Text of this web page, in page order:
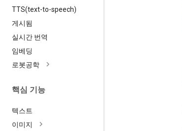
TTS(text-to-speech)
게시됨
실시간 번역
임베딩
로봇공학
핵심 기능
텍스트
이미지